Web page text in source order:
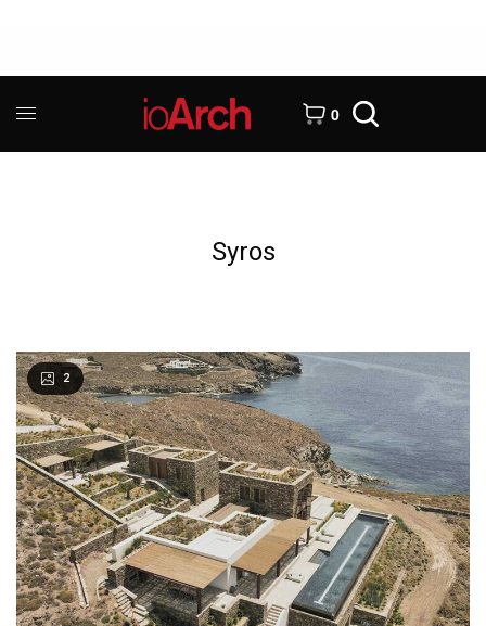
0
Syros
2